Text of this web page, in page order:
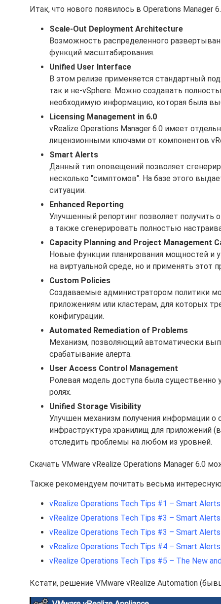
Итак, что нового появилось в Operations Manager
Scale-Out Deployment Architecture
Возможность распределенного
функций масштабирования.
Unified User Interface
В этом релизе применяется стандартный
так и не-vSphere. Можно создавать
необходимую информацию, которая была
Licensing Management in 6.0
vRealize Operations Manager 6.0 имеет
лицензионными ключами от компонентов
Smart Alerts
Данный тип оповещений позволяет
несколько "симптомов". На базе этого
ситуации.
Enhanced Reporting
Улучшенный репортинг позволяет получить
а также сгенерировать полностью
Capacity Planning and Project Management
Новые функции планирования мощностей и
на виртуальной среде, но и применять
Custom Policies
Создаваемые администратором политики
приложениям или кластерам, для которых
конфигурации.
Automated Remediation of Problems
Механизм, позволяющий автоматически
срабатывание алерта.
User Access Control Management
Ролевая модель доступа была существенно
ролях.
Unified Storage Visibility
Улучшен механизм получения информации о
инфраструктура хранилищ для
отследить проблемы на любом из уровней.
Скачать VMware vRealize Operations Manager 6.0
Также рекомендуем почитать весьма
vRealize Operations Tech Tips #1 – Smart
vRealize Operations Tech Tips #3 – Smart
vRealize Operations Tech Tips #3 – Smart
vRealize Operations Tech Tips #4 – Smart
vRealize Operations Tech Tips #5 – The New
Кстати, решение VMware vRealize Automation